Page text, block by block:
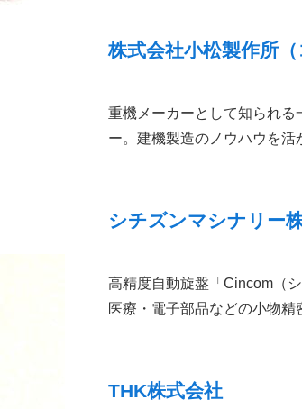
株式会社小松製作所（
重機メーカーとして知られる
ー。建機製造のノウハウを活
シチズンマシナリー
高精度自動旋盤「Cincom（
医療・電子部品などの小物精
THK株式会社